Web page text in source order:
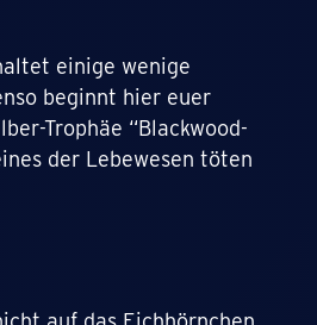
einige wenige
beginnt hier euer
Trophäe “Blackwood-
der Lebewesen töten